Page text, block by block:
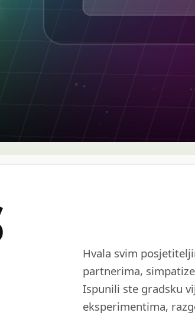
Hvala svim
partnerima,
Ispunili ste gradsku
eksperimentima,